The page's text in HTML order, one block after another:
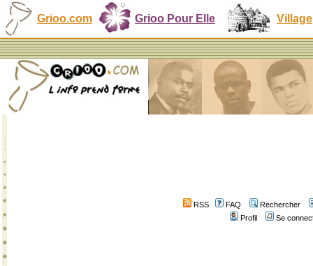
Grioo.com Grioo Pour Elle Village
RSS FAQ
Rechercher
Profil
Se